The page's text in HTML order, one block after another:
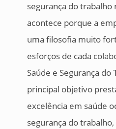
segurança do trabalho
acontece porque a
uma filosofia muito
esforços de cada
Saúde e Segurança
principal objetivo
excelência em saúde
segurança do